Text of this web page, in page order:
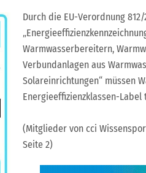
Durch die EU-Verordnung 812/
Warmwasserbereitern,
Verbundanlagen aus
Solareinrichtungen“ müssen
Energieeffizienzklassen-Label
(Mitglieder von cci
Seite 2)